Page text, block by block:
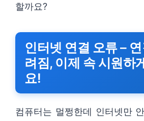
할까요?
인터넷 연결 오류 –
려짐, 이제 속 시원하
요!
컴퓨터는 멀쩡한데 인터넷만